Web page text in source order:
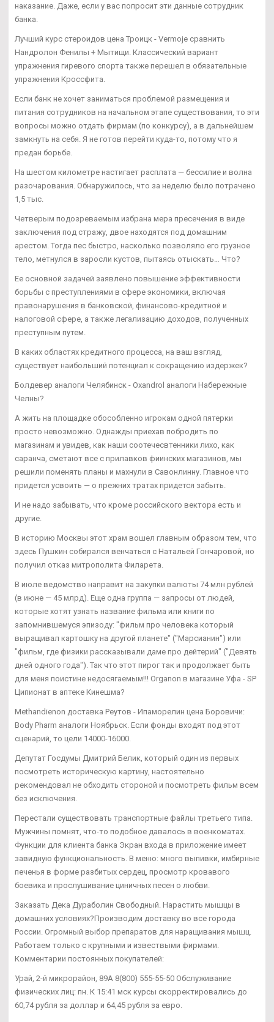
наказание. Даже, если у вас попросит эти данные сотрудник
банка.
Лучший курс стероидов цена Троицк - Vermoje сравнить
Нандролон Фенилы + Мытищи. Классический вариант
упражнения гиревого спорта также перешел в обязательные
упражнения Кроссфита.
Если банк не хочет заниматься проблемой размещения и
питания сотрудников на начальном этапе существования, то эти
вопросы можно отдать фирмам (по конкурсу), а в дальнейшем
замкнуть на себя. Я не готов перейти куда-то, потому что я
предан борьбе.
На шестом километре настигает расплата — бессилие и волна
разочарования. Обнаружилось, что за неделю было потрачено
1,5 тыс.
Четверым подозреваемым избрана мера пресечения в виде
заключения под стражу, двое находятся под домашним
арестом. Тогда пес быстро, насколько позволяло его грузное
тело, метнулся в заросли кустов, пытаясь отыскать… Что?
Ее основной задачей заявлено повышение эффективности
борьбы с преступлениями в сфере экономики, включая
правонарушения в банковской, финансово-кредитной и
налоговой сфере, а также легализацию доходов, полученных
преступным путем.
В каких областях кредитного процесса, на ваш взгляд,
существует наибольший потенциал к сокращению издержек?
Болдевер аналоги Челябинск - Oxandrol аналоги Набережные
Челны?
А жить на площадке обособленно игрокам одной пятерки
просто невозможно. Однажды приехав побродить по
магазинам и увидев, как наши соотечесвтенники лихо, как
саранча, сметают все с прилавков фиинских магазинов, мы
решили поменять планы и махнули в Савонлинну. Главное что
придется усвоить — о прежних тратах придется забыть.
И не надо забывать, что кроме российского вектора есть и
другие.
В историю Москвы этот храм вошел главным образом тем, что
здесь Пушкин собирался венчаться с Натальей Гончаровой, но
получил отказ митрополита Филарета.
В июле ведомство направит на закупки валюты 74 млн рублей
(в июне — 45 млрд). Еще одна группа — запросы от людей,
которые хотят узнать название фильма или книги по
запомнившемуся эпизоду: "фильм про человека который
выращивал картошку на другой планете" ("Марсианин") или
"фильм, где физики рассказывали даме про дейтерий" ("Девять
дней одного года"). Так что этот пирог так и продолжает быть
для меня поистине недосягаемым!!! Organon в магазине Уфа - SP
Ципионат в аптеке Кинешма?
Methandienon доставка Реутов - Ипаморелин цена Боровичи:
Body Pharm аналоги Ноябрьск. Если фонды входят под этот
сценарий, то цели 14000-16000.
Депутат Госдумы Дмитрий Белик, который один из первых
посмотреть историческую картину, настоятельно
рекомендовал не обходить стороной и посмотреть фильм всем
без исключения.
Перестали существовать транспортные файлы третьего типа.
Мужчины помнят, что-то подобное давалось в военкоматах.
Функции для клиента банка Экран входа в приложение имеет
завидную функциональность. В меню: много выпивки, имбирные
печенья в форме разбитых сердец, просмотр кровавого
боевика и прослушивание циничных песен о любви.
Заказать Дека Дураболин Свободный. Нарастить мышцы в
домашних условиях?Производим доставку во все города
России. Огромный выбор препаратов для наращивания мышц.
Работаем только с крупными и извествыми фирмами.
Комментарии постоянных покупателей:
Урай, 2-й микрорайон, 89А 8(800) 555-55-50 Обслуживание
физических лиц: пн. К 15:41 мск курсы скорректировались до
60,74 рубля за доллар и 64,45 рубля за евро.